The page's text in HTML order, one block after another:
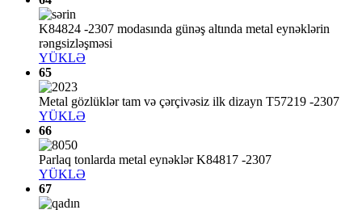
K84824 -2307 modasında günəş altında metal eynəklərin
rəngsizləşməsi
YÜKLƏ
65
Metal gözlüklər tam və çərçivəsiz ilk dizayn T57219 -2307
YÜKLƏ
66
Parlaq tonlarda metal eynəklər K84817 -2307
YÜKLƏ
67